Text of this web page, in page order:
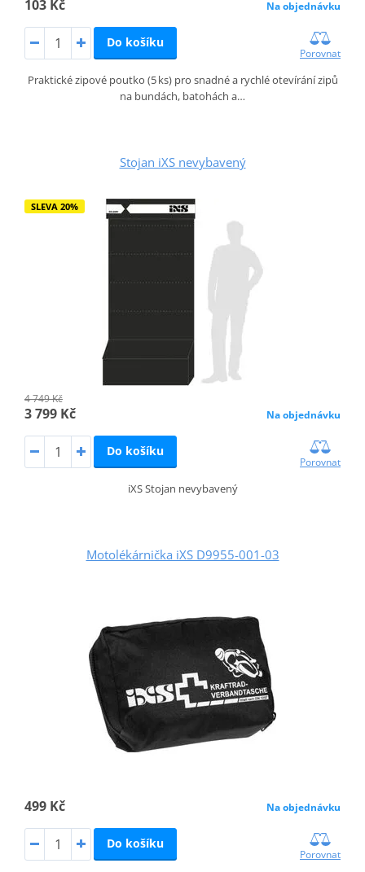
103 Kč Na objednávku
Do košíku
Porovnat
Praktické zipové poutko (5 ks) pro snadné a rychlé otevírání zipů
na bundách, batohách a…
Stojan iXS nevybavený
SLEVA 20%
4 749 Kč
3 799 Kč Na objednávku
Do košíku
Porovnat
iXS Stojan nevybavený
Motolékárnička iXS D9955-001-03
499 Kč Na objednávku
Do košíku
Porovnat